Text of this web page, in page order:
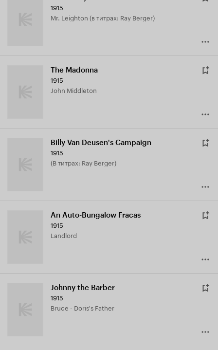
1915
Mr. Leighton (в титрах: Ray Berger)
The Madonna
1915
John Middleton
Billy Van Deusen's Campaign
1915
(в титрах: Ray Berger)
An Auto-Bungalow Fracas
1915
Landlord
Johnny the Barber
1915
Bruce - Doris's Father